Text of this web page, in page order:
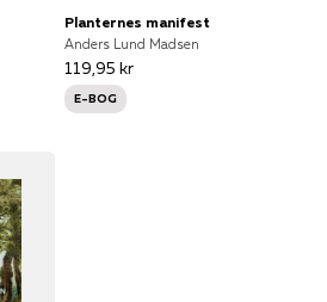
Planternes manifest
Anders Lund Madsen
119,95 kr
E-BOG